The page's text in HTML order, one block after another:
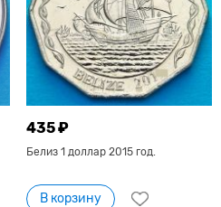
435 ₽
Белиз 1 доллар 2015 год.
В корзину